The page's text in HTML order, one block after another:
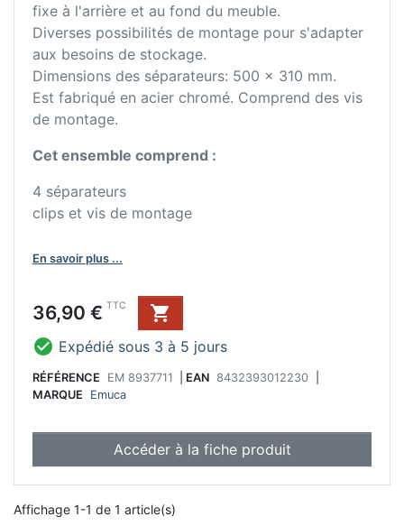
fixe à l'arrière et au fond du meuble.
Diverses possibilités de montage pour s'adapter
aux besoins de stockage.
Dimensions des séparateurs: 500 x 310 mm.
Est fabriqué en acier chromé. Comprend des vis
de montage.
Cet ensemble comprend :
4 séparateurs
clips et vis de montage
En savoir plus ...
Prix
36,90 € TTC

 Expédié sous 3 à 5 jours
RÉFÉRENCE EM 8937711 EAN 8432393012230
MARQUE
Emuca
Accéder à la fiche produit
Affichage 1-1 de 1 article(s)